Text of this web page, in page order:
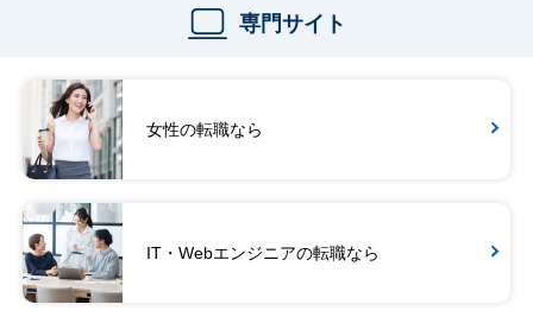
専門サイト
女性の転職なら
IT・Webエンジニアの転職なら